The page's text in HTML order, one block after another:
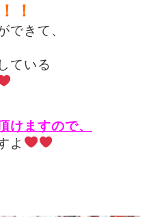
！
できて、
ている
けますので、
よ